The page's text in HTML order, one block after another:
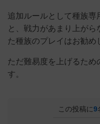
追加ルールとして種族専
と、戦力があまり上が
た種族のプレイはお勧め
ただ難易度を上げるため
す。
この投稿に9